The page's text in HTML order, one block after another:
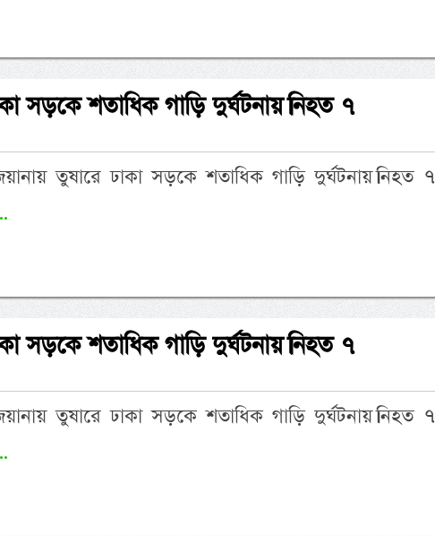
সড়কে শতাধিক গাড়ি দুর্ঘটনায়।নিহত ৭
তুষারে ঢাকা সড়কে শতাধিক গাড়ি দুর্ঘটনায়।নিহত ৭
সড়কে শতাধিক গাড়ি দুর্ঘটনায়।নিহত ৭
তুষারে ঢাকা সড়কে শতাধিক গাড়ি দুর্ঘটনায়।নিহত ৭